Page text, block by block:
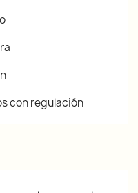
con regulación